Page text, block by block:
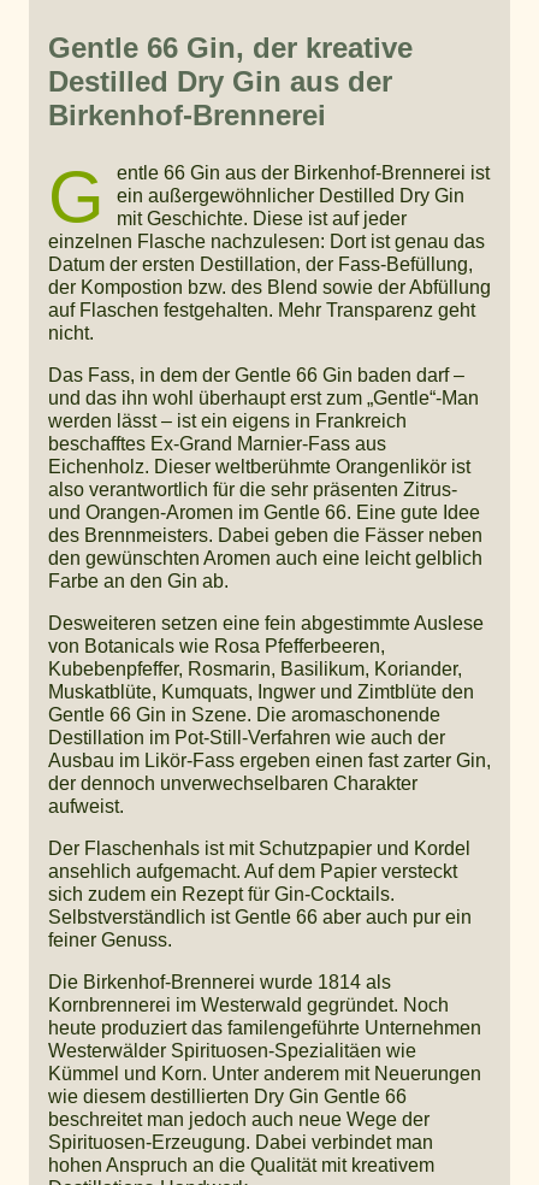
Gentle 66 Gin, der kreative
Destilled Dry Gin aus der
Birkenhof-Brennerei
G
entle 66 Gin aus der Birkenhof-Brennerei ist
ein außergewöhnlicher Destilled Dry Gin
mit Geschichte. Diese ist auf jeder
einzelnen Flasche nachzulesen: Dort ist genau das
Datum der ersten Destillation, der Fass-Befüllung,
der Kompostion bzw. des Blend sowie der Abfüllung
auf Flaschen festgehalten. Mehr Transparenz geht
nicht.
Das Fass, in dem der Gentle 66 Gin baden darf –
und das ihn wohl überhaupt erst zum „Gentle“-Man
werden lässt – ist ein eigens in Frankreich
beschafftes Ex-Grand Marnier-Fass aus
Eichenholz. Dieser weltberühmte Orangenlikör ist
also verantwortlich für die sehr präsenten Zitrus-
und Orangen-Aromen im Gentle 66. Eine gute Idee
des Brennmeisters. Dabei geben die Fässer neben
den gewünschten Aromen auch eine leicht gelblich
Farbe an den Gin ab.
Desweiteren setzen eine fein abgestimmte Auslese
von Botanicals wie Rosa Pfefferbeeren,
Kubebenpfeffer, Rosmarin, Basilikum, Koriander,
Muskatblüte, Kumquats, Ingwer und Zimtblüte den
Gentle 66 Gin in Szene. Die aromaschonende
Destillation im Pot-Still-Verfahren wie auch der
Ausbau im Likör-Fass ergeben einen fast zarter Gin,
der dennoch unverwechselbaren Charakter
aufweist.
Der Flaschenhals ist mit Schutzpapier und Kordel
ansehlich aufgemacht. Auf dem Papier versteckt
sich zudem ein Rezept für Gin-Cocktails.
Selbstverständlich ist Gentle 66 aber auch pur ein
feiner Genuss.
Die Birkenhof-Brennerei wurde 1814 als
Kornbrennerei im Westerwald gegründet. Noch
heute produziert das familengeführte Unternehmen
Westerwälder Spirituosen-Spezialitäen wie
Kümmel und Korn. Unter anderem mit Neuerungen
wie diesem destillierten Dry Gin Gentle 66
beschreitet man jedoch auch neue Wege der
Spirituosen-Erzeugung. Dabei verbindet man
hohen Anspruch an die Qualität mit kreativem